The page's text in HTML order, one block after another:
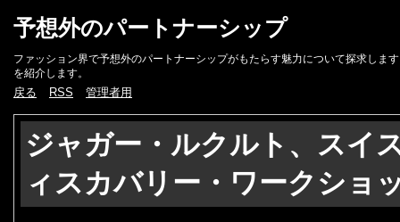
予想外のパートナーシップ
ファッション界で予想外のパートナーシップがもたらす魅力について探求しま
を紹介します。
戻る RSS 管理者用
ジャガー・ルクルト、スイ
ィスカバリー・ワークショ